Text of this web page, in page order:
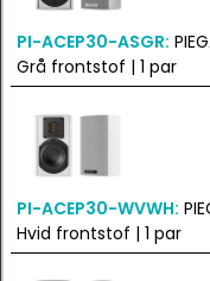
PI-ACEP30-ASGR:
Grå frontstof | 1 par
PI-ACEP30-WVWH:
Hvid frontstof | 1 par